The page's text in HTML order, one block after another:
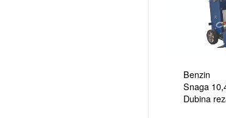
Benzin
Snaga
Dubina